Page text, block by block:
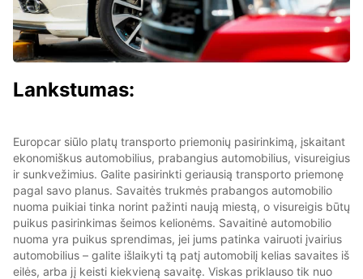
Lankstumas:
Europcar siūlo platų transporto priemonių pasirinkimą, įskaitant
ekonomiškus automobilius, prabangius automobilius, visureigius
ir sunkvežimius. Galite pasirinkti geriausią transporto priemonę
pagal savo planus. Savaitės trukmės prabangos automobilio
nuoma puikiai tinka norint pažinti naują miestą, o visureigis būtų
puikus pasirinkimas šeimos kelionėms. Savaitinė automobilio
nuoma yra puikus sprendimas, jei jums patinka vairuoti įvairius
automobilius – galite išlaikyti tą patį automobilį kelias savaites iš
eilės, arba jį keisti kiekvieną savaitę. Viskas priklauso tik nuo